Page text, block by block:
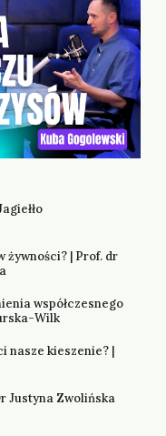
żywności? | Prof. dr
współczesnego
Wilk
nasze kieszenie? |
Justyna Zwolińska